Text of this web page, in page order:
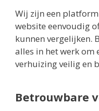
Wij zijn een
website eenvoudig
kunnen vergelijken.
alles in het werk om
verhuizing veilig en
Betrouwbare